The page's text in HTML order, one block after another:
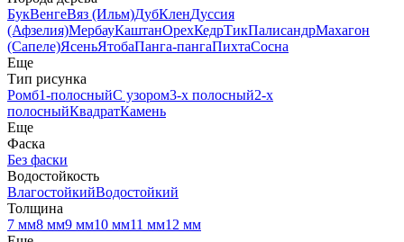
БукВенгеВяз (Ильм)ДубКленДуссия
(Афзелия)МербауКаштанОрехКедрТикПалисандрМахагон
(Сапеле)ЯсеньЯтобаПанга-пангаПихтаСосна
Еще
Тип рисунка
Ромб1-полосныйС узором3-х полосный2-х
полосныйКвадратКамень
Еще
Фаска
Без фаски
Водостойкость
ВлагостойкийВодостойкий
Толщина
7 мм8 мм9 мм10 мм11 мм12 мм